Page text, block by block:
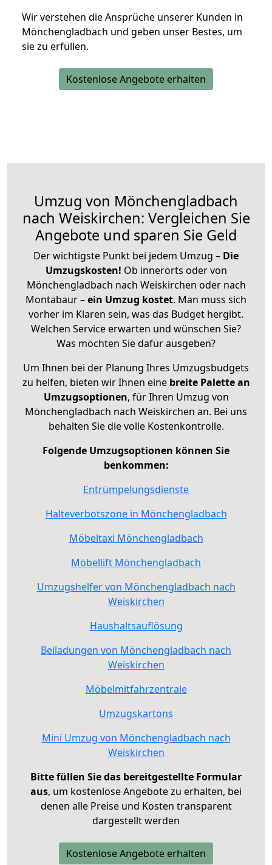
Wir verstehen die Ansprüche unserer Kunden in
Mönchengladbach und geben unser Bestes, um
sie zu erfüllen.
Kostenlose Angebote erhalten
Umzug von Mönchengladbach
nach Weiskirchen: Vergleichen Sie
Angebote und sparen Sie Geld
Der wichtigste Punkt bei jedem Umzug – Die
Umzugskosten! Ob innerorts oder von
Mönchengladbach nach Weiskirchen oder nach
Montabaur –ein Umzug kostet. Man muss sich
vorher im Klaren sein, was das Budget hergibt.
Welchen Service erwarten und wünschen Sie?
Was möchten Sie dafür ausgeben?
Um Ihnen bei der Planung Ihres Umzugsbudgets
zu helfen, bieten wir Ihnen eine breite Palette an
Umzugsoptionen, für Ihren Umzug von
Mönchengladbach nach Weiskirchen an. Bei uns
behalten Sie die volle Kostenkontrolle.
Folgende Umzugsoptionen können Sie
benkommen:
Entrümpelungsdienste
Halteverbotszone in Mönchengladbach
Möbeltaxi Mönchengladbach
Möbellift Mönchengladbach
Umzugshelfer von Mönchengladbach nach
Weiskirchen
Haushaltsauflösung
Beiladungen von Mönchengladbach nach
Weiskirchen
Möbelmitfahrzentrale
Umzugskartons
Mini Umzug von Mönchengladbach nach
Weiskirchen
Bitte füllen Sie das bereitgestellte Formular
aus, um kostenlose Angebote zu erhalten, bei
denen alle Preise und Kosten transparent
dargestellt werden
Kostenlose Angebote erhalten